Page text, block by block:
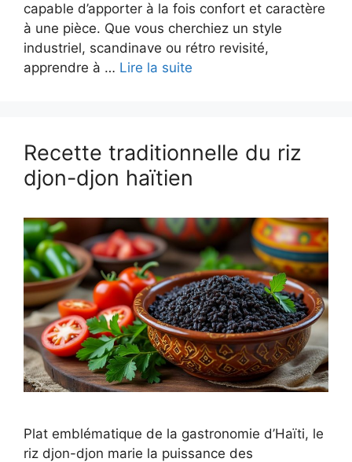
capable d’apporter à la fois confort et caractère
à une pièce. Que vous cherchiez un style
industriel, scandinave ou rétro revisité,
apprendre à … Lire la suite
Recette traditionnelle du riz
djon-djon haïtien
Plat emblématique de la gastronomie d’Haïti, le
riz djon-djon marie la puissance des